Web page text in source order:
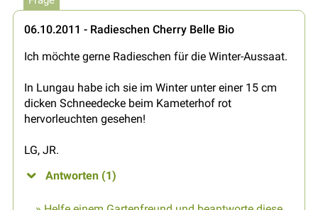
06.10.2011 - Radieschen Cherry Belle Bio
Ich möchte gerne Radieschen für die Winter-Aussaat.
In Lungau habe ich sie im Winter unter einer 15 cm
dicken Schneedecke beim Kameterhof rot
hervorleuchten gesehen!
LG, JR.
Antworten (1)